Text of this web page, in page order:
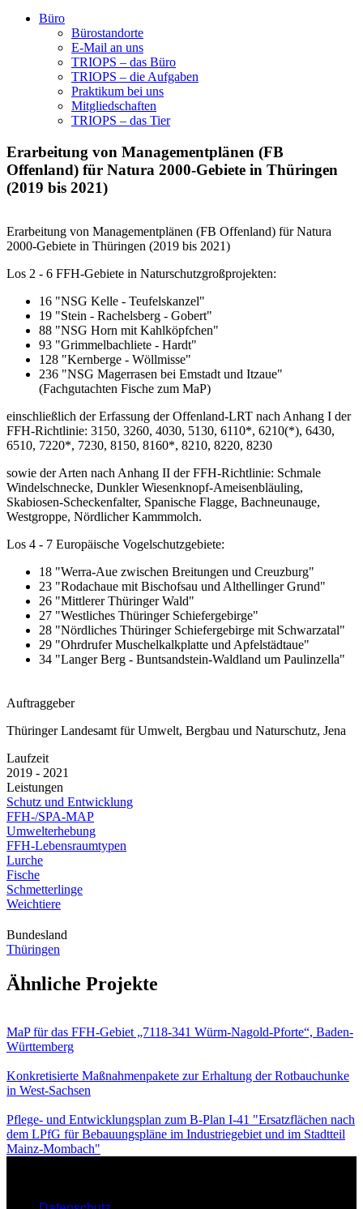
Büro
Bürostandorte
E-Mail an uns
TRIOPS – das Büro
TRIOPS – die Aufgaben
Praktikum bei uns
Mitgliedschaften
TRIOPS – das Tier
Erarbeitung von Managementplänen (FB
Offenland) für Natura 2000-Gebiete in Thüringen
(2019 bis 2021)
Erarbeitung von Managementplänen (FB Offenland) für Natura
2000-Gebiete in Thüringen (2019 bis 2021)
Los 2 - 6 FFH-Gebiete in Naturschutzgroßprojekten:
16 "NSG Kelle - Teufelskanzel"
19 "Stein - Rachelsberg - Gobert"
88 "NSG Horn mit Kahlköpfchen"
93 "Grimmelbachliete - Hardt"
128 "Kernberge - Wöllmisse"
236 "NSG Magerrasen bei Emstadt und Itzaue"
(Fachgutachten Fische zum MaP)
einschließlich der Erfassung der Offenland-LRT nach Anhang I der
FFH-Richtlinie: 3150, 3260, 4030, 5130, 6110*, 6210(*), 6430,
6510, 7220*, 7230, 8150, 8160*, 8210, 8220, 8230
sowie der Arten nach Anhang II der FFH-Richtlinie: Schmale
Windelschnecke, Dunkler Wiesenknopf-Ameisenbläuling,
Skabiosen-Scheckenfalter, Spanische Flagge, Bachneunauge,
Westgroppe, Nördlicher Kammmolch.
Los 4 - 7 Europäische Vogelschutzgebiete:
18 "Werra-Aue zwischen Breitungen und Creuzburg"
23 "Rodachaue mit Bischofsau und Althellinger Grund"
26 "Mittlerer Thüringer Wald"
27 "Westliches Thüringer Schiefergebirge"
28 "Nördliches Thüringer Schiefergebirge mit Schwarzatal"
29 "Ohrdrufer Muschelkalkplatte und Apfelstädtaue"
34 "Langer Berg - Buntsandstein-Waldland um Paulinzella"
Auftraggeber
Thüringer Landesamt für Umwelt, Bergbau und Naturschutz, Jena
Laufzeit
2019 - 2021
Leistungen
Schutz und Entwicklung
FFH-/SPA-MAP
Umwelterhebung
FFH-Lebensraumtypen
Lurche
Fische
Schmetterlinge
Weichtiere
Bundesland
Thüringen
Ähnliche Projekte
MaP für das FFH-Gebiet „7118-341 Würm-Nagold-Pforte“, Baden-
Württemberg
Konkretisierte Maßnahmenpakete zur Erhaltung der Rotbauchunke
in West-Sachsen
Pflege- und Entwicklungsplan zum B-Plan I-41 "Ersatzflächen nach
dem LPfG für Bebauungspläne im Industriegebiet und im Stadtteil
Mainz-Mombach"